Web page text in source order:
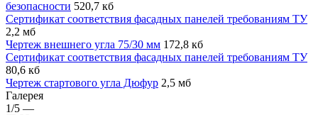
безопасности 520,7 кб
Сертификат соответствия фасадных панелей требованиям ТУ
2,2 мб
Чертеж внешнего угла 75/30 мм 172,8 кб
Сертификат соответствия фасадных панелей требованиям ТУ
80,6 кб
Чертеж стартового угла Дюфур 2,5 мб
Галерея
1/5 —